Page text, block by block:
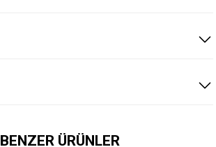
BENZER ÜRÜNLER